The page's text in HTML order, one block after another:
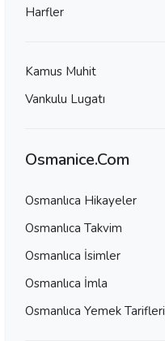
Harfler
Kamus Muhit
Vankulu Lugatı
Osmanice.Com
Osmanlıca Hikayeler
Osmanlıca Takvim
Osmanlıca İsimler
Osmanlıca İmla
Osmanlıca Yemek Tarifleri